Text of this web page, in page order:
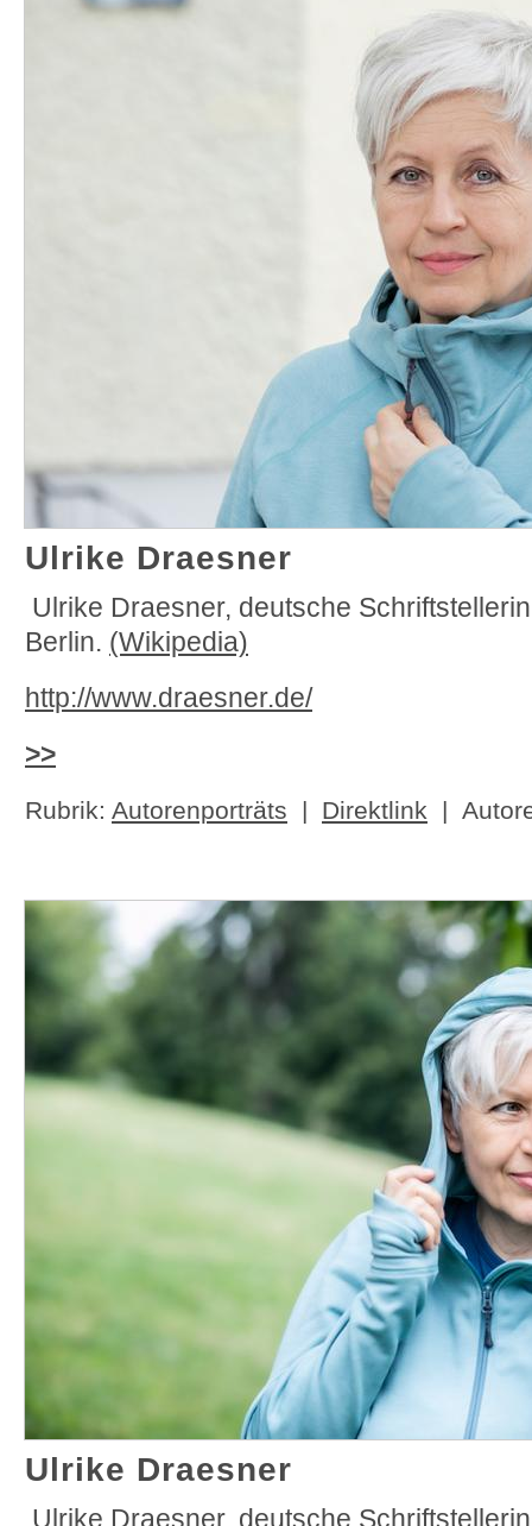
Ulrike Draesner
Ulrike Draesner, deutsche
Berlin. (Wikipedia)
http://www.draesner.de/
>>
Rubrik: Autorenporträts | Direktlink |
Ulrike Draesner
Ulrike Draesner, deutsche